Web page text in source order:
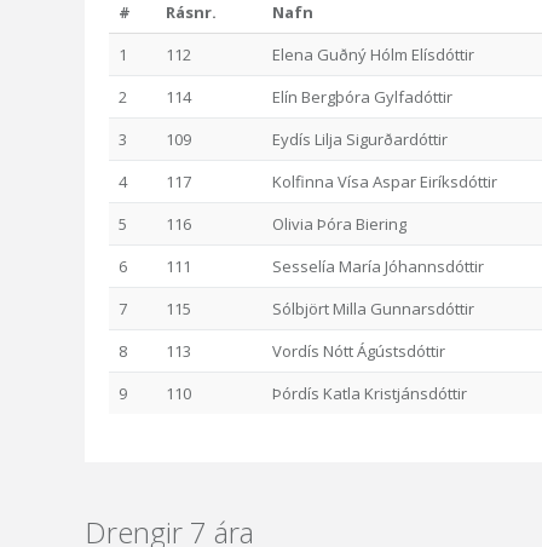
# Rásnr.
Nafn
1
112
Elena Guðný Hólm Elísdóttir
2
114
Elín Bergþóra Gylfadóttir
3
109
Eydís Lilja Sigurðardóttir
4
117
Kolfinna Vísa Aspar Eiríksdóttir
5
116
Olivia Þóra Biering
6
111
Sesselía María Jóhannsdóttir
7
115
Sólbjört Milla Gunnarsdóttir
8
113
Vordís Nótt Ágústsdóttir
9
110 Þórdís Katla Kristjánsdóttir
Drengir 7 ára